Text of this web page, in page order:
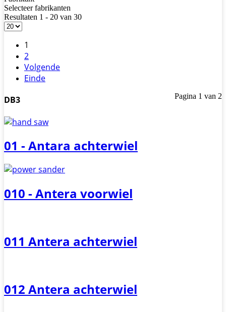
Selecteer fabrikanten
Resultaten 1 - 20 van 30
1
2
Volgende
Einde
Pagina 1 van 2
DB3
01 - Antara achterwiel
010 - Antera voorwiel
011 Antera achterwiel
012 Antera achterwiel